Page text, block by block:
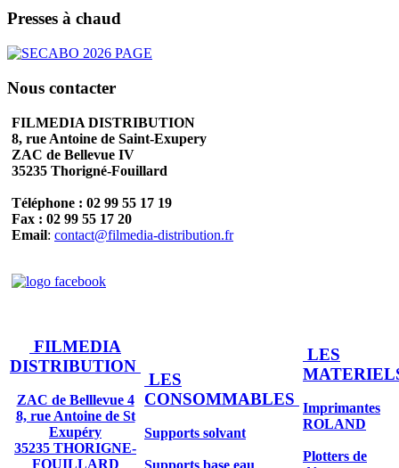
Presses à chaud
Nous contacter
FILMEDIA DISTRIBUTION
8, rue Antoine de Saint-Exupery
ZAC de Bellevue IV
35235 Thorigné-Fouillard
Téléphone : 02 99 55 17 19
Fax : 02 99 55 17 20
Email: contact@filmedia-distribution.fr
FILMEDIA
DISTRIBUTION
ZAC de Belllevue 4
8, rue Antoine de St
Exupéry
35235 THORIGNE-
FOUILLARD
LES
CONSOMMABLES
Supports solvant
Supports base eau
LES
Imprimantes
ROLAND
Plotters de